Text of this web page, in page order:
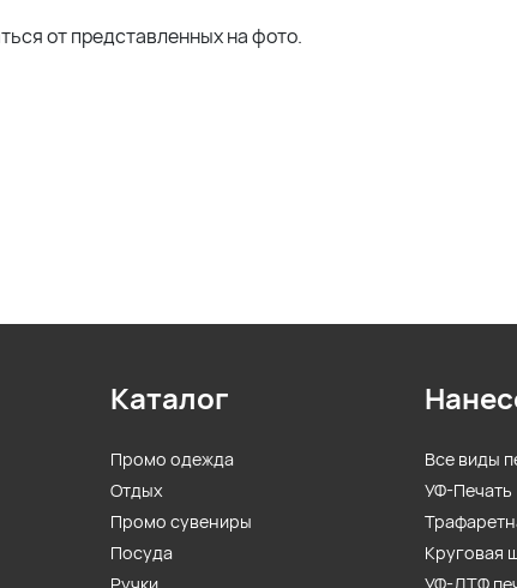
от представленных на фото.
Каталог
Промо одежда
Отдых
Промо сувениры
Посуда
Все виды
УФ-Печать
Круговая